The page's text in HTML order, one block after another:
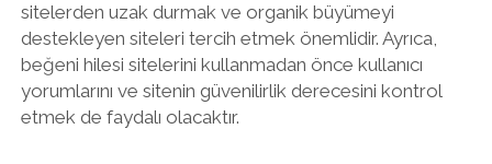
sitelerden uzak durmak ve organik büyümeyi
destekleyen siteleri tercih etmek önemlidir. Ayrıca,
beğeni hilesi sitelerini kullanmadan önce kullanıcı
yorumlarını ve sitenin güvenilirlik derecesini kontrol
etmek de faydalı olacaktır.